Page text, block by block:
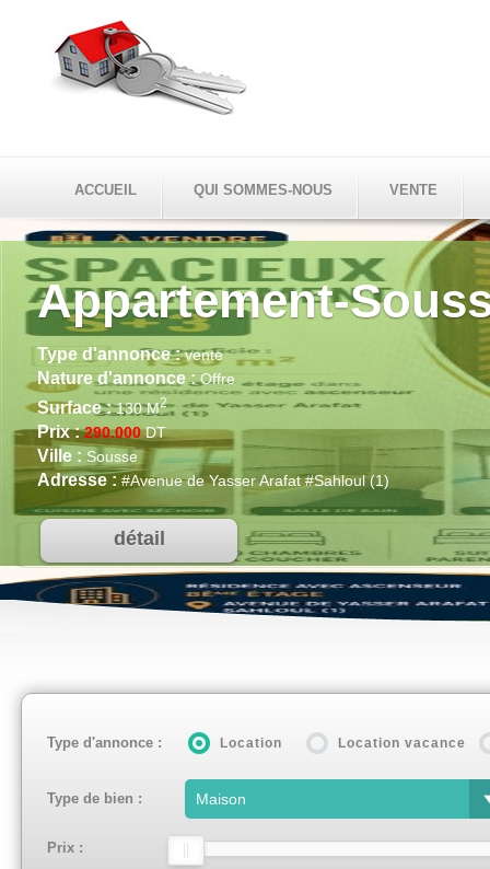
ACCUEIL QUI SOMMES-NOUS VENTE
Appartement-
Type d'annonce : vente
Nature d'annonce :Offre
Surface :130 M2
Prix :290.000DT
Ville : Sousse
Adresse : #Avenue de Yasser Arafat #Sahloul (1)
détail
Type d'annonce : Location Location vacance
Type de bien :
Prix :